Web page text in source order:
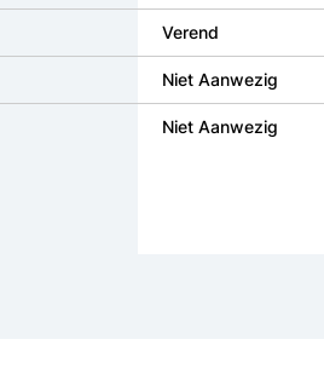
Verend
Niet Aanwezig
Niet Aanwezig